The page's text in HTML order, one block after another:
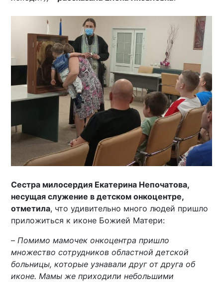
Сестра милосердия Екатерина Непочатова,
несущая служение в детском онкоцентре,
отметила, что удивительно много людей пришло
приложиться к иконе Божией Матери:
–Помимо мамочек онкоцентра пришло
множество сотрудников областной детской
больницы, которые узнавали друг от друга об
иконе. Мамы же приходили небольшими